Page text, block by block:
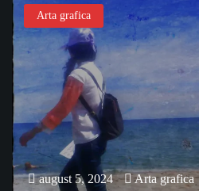
Arta grafica
august 5, 2024 Arta grafica